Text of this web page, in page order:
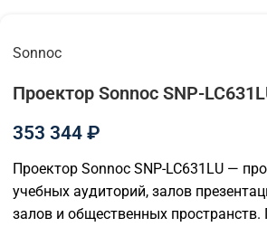
Sonnoc
Проектор Sonnoc SNP-
353 344 ₽
Проектор Sonnoc SNP-LC631LU —
учебных аудиторий, залов
залов и общественных пространств.